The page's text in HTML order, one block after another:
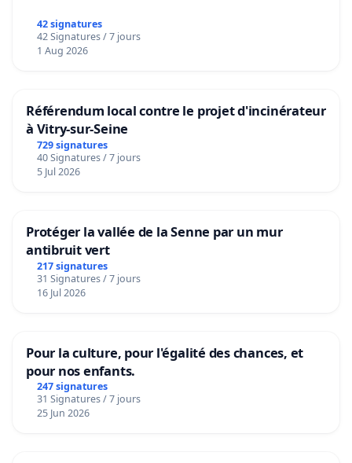
42 signatures
42 Signatures / 7 jours
1 Aug 2026
Référendum local contre le projet d'incinérateur
à Vitry-sur-Seine
729 signatures
40 Signatures / 7 jours
5 Jul 2026
Protéger la vallée de la Senne par un mur
antibruit vert
217 signatures
31 Signatures / 7 jours
16 Jul 2026
Pour la culture, pour l'égalité des chances, et
pour nos enfants.
247 signatures
31 Signatures / 7 jours
25 Jun 2026